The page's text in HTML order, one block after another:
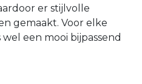
er stijlvolle
gemaakt. Voor elke
een mooi bijpassend